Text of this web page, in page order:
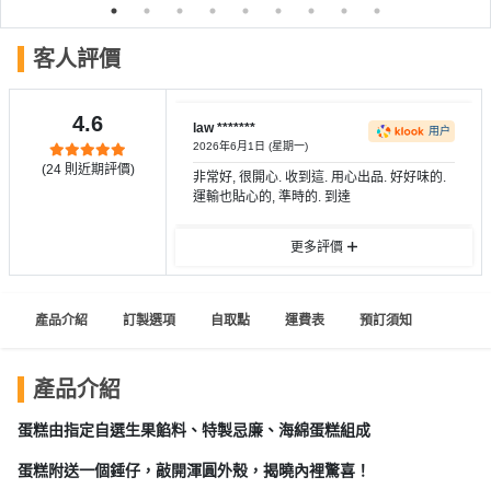
o
m
美
色
糕
花
束
及
藝
a
r
會
慶
生
日
拖
略
活
會
需
知
軟
件
夾
客人評價
4.6
(24則近期評價)
law *******
2026年6月1日 (星期一)
用户
非常好, 很開心. 收到這. 用心出品. 好好味的.
運輸也貼心的, 準時的. 到達
更多評價
產品介紹 訂製選項 自取點 運費表 預訂須知
產品介紹
蛋糕由指定自選生果餡料、特製忌廉、海綿蛋糕組成
蛋糕附送一個錘仔，敲開渾圓外殼，揭曉內裡驚喜！